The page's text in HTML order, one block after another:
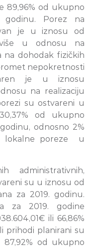
89,96% od ukupno
godinu. Porez na
je u iznosu od
više u odnosu na
na dohodak fizičkih
nepokretnosti
je u iznosu
na realizaciju
su ostvareni u
od ukupno
odnosno 2%
lokalne poreze u
administrativnih,
su u iznosu od
za 2019. godinu.
za 2019. godine
ili 66,86%
prihodi planirani su
od ukupno